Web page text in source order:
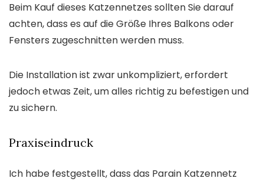
Beim Kauf dieses Katzennetzes sollten Sie darauf
achten, dass es auf die Größe Ihres Balkons oder
Fensters zugeschnitten werden muss.
Die Installation ist zwar unkompliziert, erfordert
jedoch etwas Zeit, um alles richtig zu befestigen und
zu sichern.
Praxiseindruck
Ich habe festgestellt, dass das Parain Katzennetz